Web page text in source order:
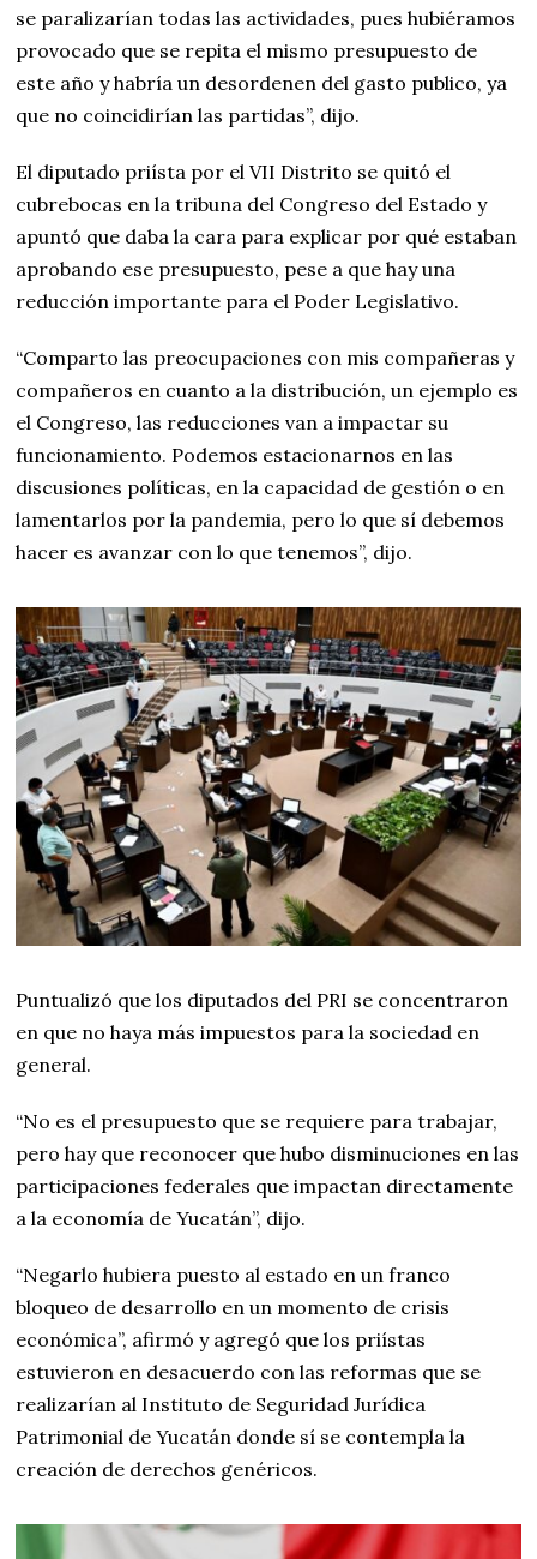
se paralizarían todas las actividades, pues hubiéramos
provocado que se repita el mismo presupuesto de
este año y habría un desordenen del gasto publico, ya
que no coincidirían las partidas”, dijo.
El diputado priísta por el VII Distrito se quitó el
cubrebocas en la tribuna del Congreso del Estado y
apuntó que daba la cara para explicar por qué estaban
aprobando ese presupuesto, pese a que hay una
reducción importante para el Poder Legislativo.
“Comparto las preocupaciones con mis compañeras y
compañeros en cuanto a la distribución, un ejemplo es
el Congreso, las reducciones van a impactar su
funcionamiento. Podemos estacionarnos en las
discusiones políticas, en la capacidad de gestión o en
lamentarlos por la pandemia, pero lo que sí debemos
hacer es avanzar con lo que tenemos”, dijo.
Puntualizó que los diputados del PRI se concentraron
en que no haya más impuestos para la sociedad en
general.
“No es el presupuesto que se requiere para trabajar,
pero hay que reconocer que hubo disminuciones en las
participaciones federales que impactan directamente
a la economía de Yucatán”, dijo.
“Negarlo hubiera puesto al estado en un franco
bloqueo de desarrollo en un momento de crisis
económica”, afirmó y agregó que los priístas
estuvieron en desacuerdo con las reformas que se
realizarían al Instituto de Seguridad Jurídica
Patrimonial de Yucatán donde sí se contempla la
creación de derechos genéricos.